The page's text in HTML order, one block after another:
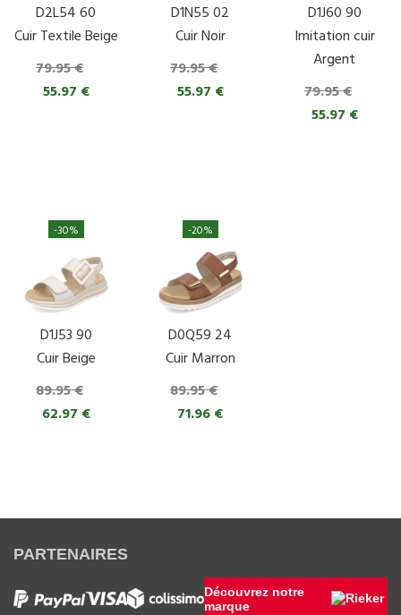
D2L54 60
Cuir Textile Beige
79.95 €
55.97 €
D1N55 02
Cuir Noir
79.95 €
55.97 €
D1J60 90
Imitation cuir
Argent
79.95 €
55.97 €
D1J53 90
Cuir Beige
89.95 €
62.97 €
-30%
D0Q59 24
Cuir Marron
89.95 €
71.96 €
-20%
PARTENAIRES
Découvrez notre
marque